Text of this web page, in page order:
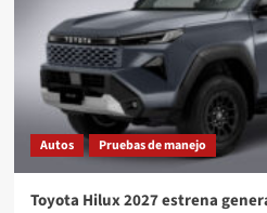
Autos Pruebas de manejo
Toyota Hilux 2027 estrena